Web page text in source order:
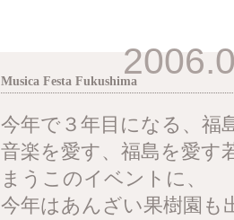
Musica Festa Fukushima
今年で３年目になる、福
音楽を愛す、福島を愛す
まうこのイベントに、
今年はあんざい果樹園も